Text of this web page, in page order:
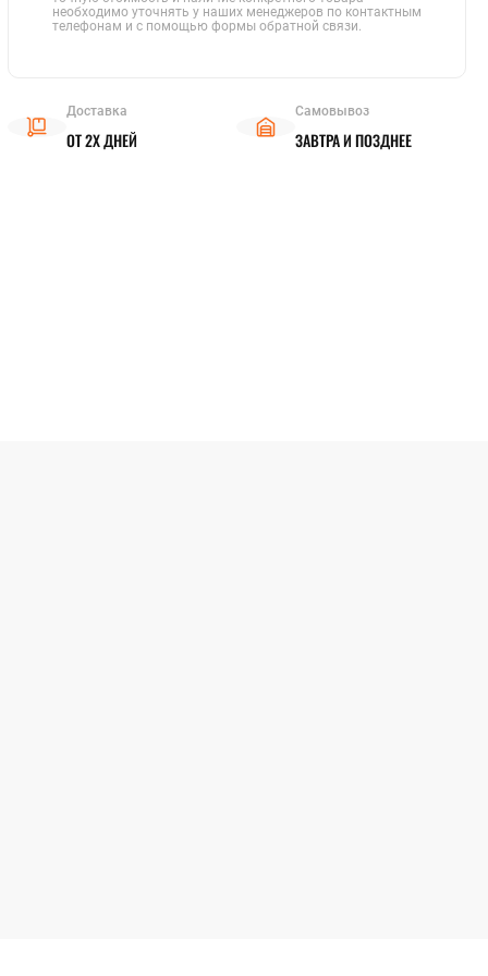
Асбест
Полипропилен
Полистирол
Полиамид
Паронит
Фторопласт
Кевлар
Текстолит
АБС-пластик
Капролон
Эбонит
Стеклотекстолит
Бакелит
Резинотехнические изделия
Полиацеталь
Гетинакс
Арамид
Винипласт
Электрокартон
Полиэфирэфиркетон
Миканит
Слюдопласт
Арфлон
Вибродемпфирующая эластомерная пластина
Пленочные электроизоляционные материалы
Полиэтилентерефталат (ПЭТ)
Ещё
необходимо уточнять у наших менеджеров по контактным
телефонам и с помощью формы обратной связи.
Доставка
ОТ 2Х ДНЕЙ
Самовывоз
ЗАВТРА И ПОЗДНЕЕ